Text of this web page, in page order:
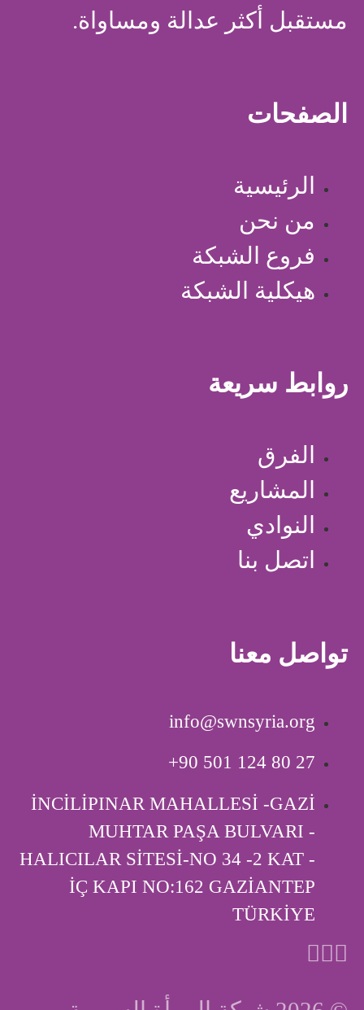
مستقبل أكثر عدالة ومساواة.
الصفحات
الرئيسية
من نحن
فروع الشبكة
هيكلية الشبكة
روابط سريعة
الفرق
المشاريع
النوادي
اتصل بنا
تواصل معنا
info@swnsyria.org
‎+90 501 124 80 27
İNCİLİPINAR MAHALLESİ -GAZİ
MUHTAR PAŞA BULVARI -
HALICILAR SİTESİ-NO 34 -2 KAT -
İÇ KAPI ‎NO:162 GAZİANTEP
TÜRKİYE